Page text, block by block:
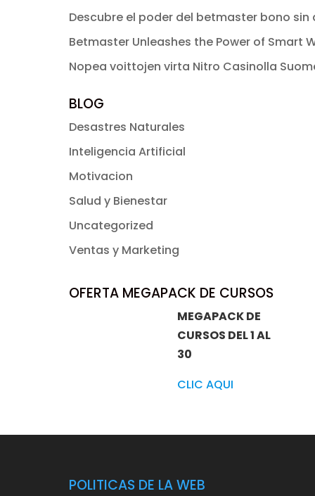
Descubre el poder del betmaster bono
Betmaster Unleashes the Power of Smart
Nopea voittojen virta Nitro Casinolla
BLOG
Desastres Naturales
Inteligencia Artificial
Motivacion
Salud y Bienestar
Uncategorized
Ventas y Marketing
OFERTA MEGAPACK DE CURSOS
MEGAPACK DE
CURSOS DEL 1 AL
30
CLIC AQUI
POLITICAS DE LA WEB